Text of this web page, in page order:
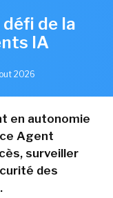
de la
IA
2026
en autonomie
Agent
surveiller
des